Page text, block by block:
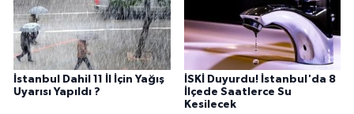
İstanbul Dahil 11 İl İçin Yağış
Uyarısı Yapıldı ?
İSKİ Duyurdu! İstanbul'da 8
İlçede Saatlerce Su
Kesilecek